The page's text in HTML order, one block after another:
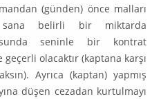
(günden) önce malları
sana belirli bir miktarda
seninle bir kontrat
olacaktır (kaptana karşı
Ayrıca (kaptan) yapmış
düşen cezadan kurtulmayı